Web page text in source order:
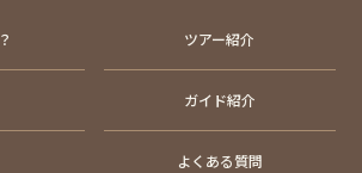
ツアー紹介
ガイド紹介
よくある質問